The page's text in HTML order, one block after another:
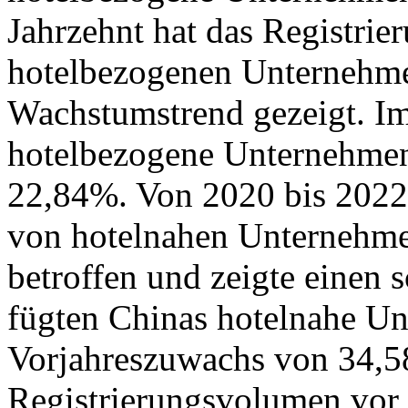
Jahrzehnt hat das
hotelbezogenen
Wachstumstrend gezeigt.
hotelbezogene
22,84%. Von 2020 bis
von hotelnahen
betroffen und zeigte einen
fügten Chinas hotelnahe
Vorjahreszuwachs von
Registrierungsvolumen